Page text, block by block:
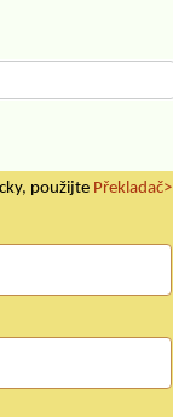
použijte Překladač>